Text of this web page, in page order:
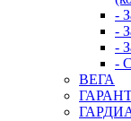
-
-
-
-
ВЕГА